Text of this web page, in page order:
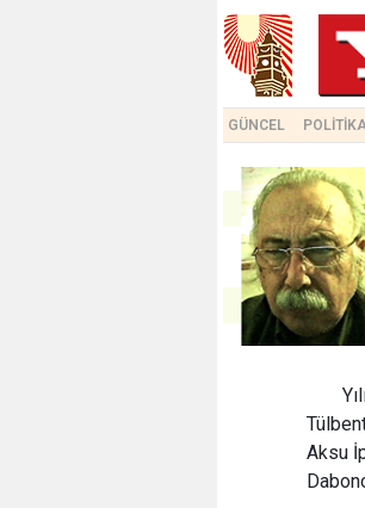
GÜNCEL
Aksu